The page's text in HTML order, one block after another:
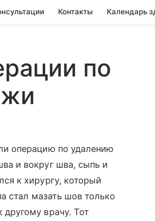
Контакты Календарь
по
операцию по удалению
и вокруг шва, сыпь и
к хирургу, который
стал мазать шов только
врачу. Тот